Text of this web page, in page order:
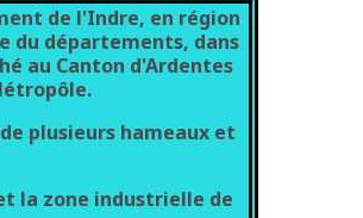
de l'Indre, en région
du départements, dans
au Canton d'Ardentes
plusieurs hameaux et
la zone industrielle de